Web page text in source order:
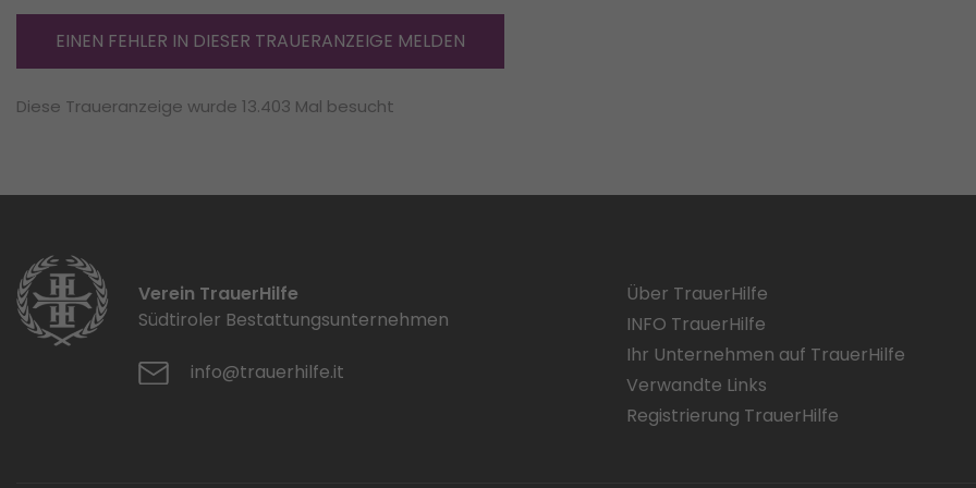
EINEN FEHLER IN DIESER TRAUERANZEIGE MELDEN
Diese Traueranzeige wurde 13.403 Mal besucht
Verein TrauerHilfe
Südtiroler Bestattungsunternehmen
info@trauerhilfe.it
Über TrauerHilfe
INFO TrauerHilfe
Ihr Unternehmen auf TrauerHilfe
Verwandte Links
Registrierung TrauerHilfe